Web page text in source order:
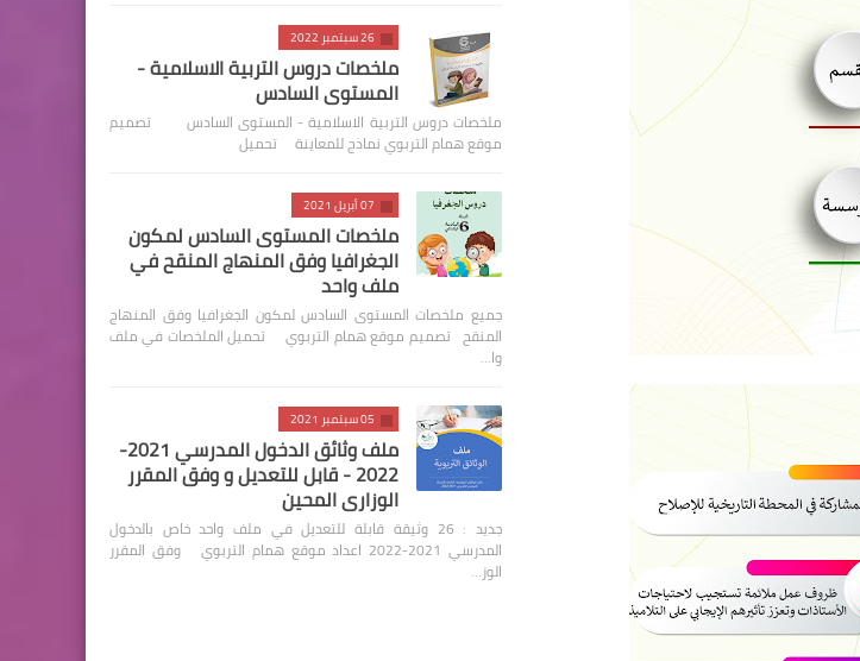
26 سبتمبر 2022
ملخصات دروس التربية الاسلامية -
المستوى السادس
ملخصات دروس التربية الاسلامية - المستوى السادس تصميم
موقع همام التربوي نماذج للمعاينة تحميل
07 أبريل 2021
ملخصات المستوى السادس لمكون
الجغرافيا وفق المنهاج المنقح في
ملف واحد
جميع ملخصات المستوى السادس لمكون الجغرافيا وفق المنهاج
المنقح تصميم موقع همام التربوي تحميل الملخصات في ملف
وا…
05 سبتمبر 2021
ملف وثائق الدخول المدرسي 2021-
2022 - قابل للتعديل و وفق المقرر
الوزاري المحين
جديد : 26 وثيقة قابلة للتعديل في ملف واحد خاص بالدخول
المدرسي 2021-2022 اعداد موقع همام التربوي وفق المقرر
الوز…